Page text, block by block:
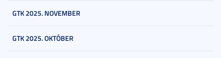
GTK 2025. NOVEMBER
GTK 2025. OKTÓBER